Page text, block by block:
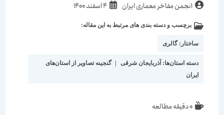
انجمن مفاخر معماری ایران 4 اسفند 1400
برچسب و دسته بندی های مرتبط به این مقاله:
ساختار:گالری
دسته استان‌ها:آذربایجان شرقی |
گنجینه تصاویر از استان‌های
ایران
0 دقیقه مطالعه